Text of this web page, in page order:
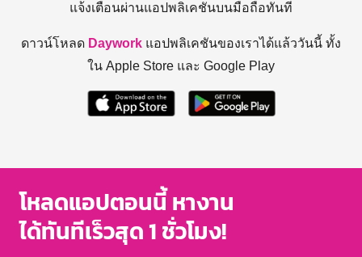
แจ้งเตือนผ่านแอปพลิเคชันบนมือถือทันที
ดาวน์โหลด Daywork แอปพลิเคชันของเราได้แล้ววันนี้ ทั้ง
ใน Apple Store และ Google Play
โหลดแอปตอนนี้ หางาน
ได้ทันทีเร็วสุด 1 ชั่วโมง!